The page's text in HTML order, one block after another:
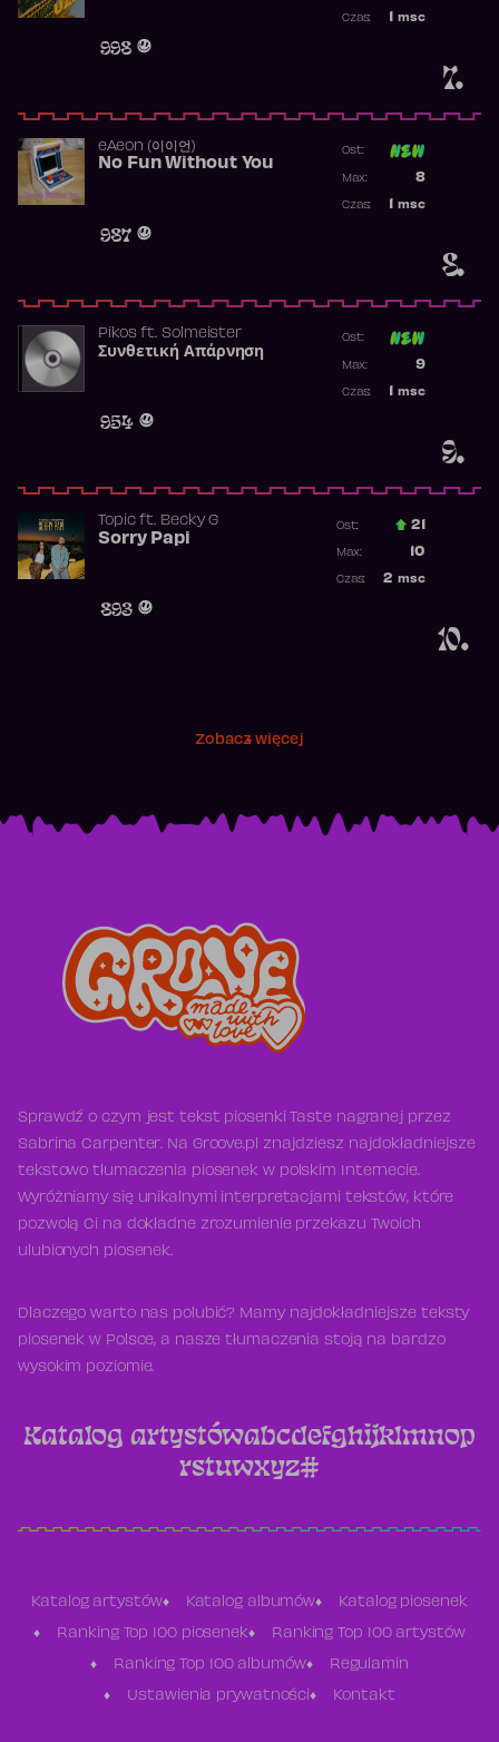
7.
998
msc
Czas:
8.
​eAeon (이이언)
No Fun Without You
987
Ost:
8
Max:
msc
Czas:
9.
Pikosft. Solmeister
Συνθετική Απάρνηση
954
Ost:
9
Max:
msc
Czas:
10.
Topicft. Becky G
Sorry Papi
893
Ost.: 21
10
Max:
2 msc
Czas:
Zobacz więcej
Sprawdź o czym jest tekst piosenki Taste nagranej przez
Sabrina Carpenter. Na Groove.pl znajdziesz najdokładniejsze
tekstowo tłumaczenia piosenek w polskim Internecie.
Wyróżniamy się unikalnymi interpretacjami tekstów, które
pozwolą Ci na dokładne zrozumienie przekazu Twoich
ulubionych piosenek.
Dlaczego warto nas polubić? Mamy najdokładniejsze teksty
piosenek w Polsce, a nasze tłumaczenia stoją na bardzo
wysokim poziomie.
Katalog artystówabcdefghijklmnop
rstuwxyz#
Katalog artystów Katalog albumów Katalog piosenek
Ranking Top 100 piosenek Ranking Top 100 artystów
Ranking Top 100 albumów Regulamin
Ustawienia prywatności Kontakt